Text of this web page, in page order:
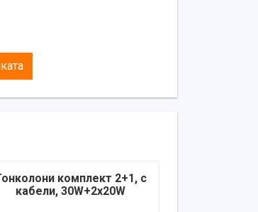
комплект 2+1, с
кабели, 30W+2x20W